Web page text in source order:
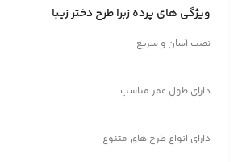
ویژگی های پرده زبرا طرح دختر زیبا
نصب آسان و سریع
دارای طول عمر مناسب
دارای انواع طرح های متنوع